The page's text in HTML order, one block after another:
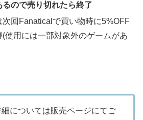
ので売り切れたら終了
回Fanaticalで買い物時に5%OFF
使用には一部対象外のゲームがあ
については販売ページにてご